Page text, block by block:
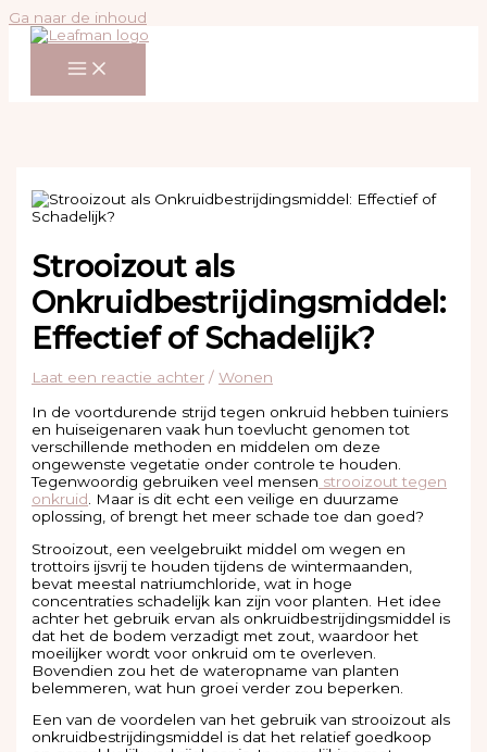
Ga naar de inhoud
Strooizout als
Onkruidbestrijdingsmiddel:
Effectief of Schadelijk?
Laat een reactie achter /Wonen
In de voortdurende strijd tegen onkruid hebben tuiniers
en huiseigenaren vaak hun toevlucht genomen tot
verschillende methoden en middelen om deze
ongewenste vegetatie onder controle te houden.
Tegenwoordig gebruiken veel mensen strooizout tegen
onkruid . Maar is dit echt een veilige en duurzame
oplossing, of brengt het meer schade toe dan goed?
Strooizout, een veelgebruikt middel om wegen en
trottoirs ijsvrij te houden tijdens de wintermaanden,
bevat meestal natriumchloride, wat in hoge
concentraties schadelijk kan zijn voor planten. Het idee
achter het gebruik ervan als onkruidbestrijdingsmiddel is
dat het de bodem verzadigt met zout, waardoor het
moeilijker wordt voor onkruid om te overleven.
Bovendien zou het de wateropname van planten
belemmeren, wat hun groei verder zou beperken.
Een van de voordelen van het gebruik van strooizout als
onkruidbestrijdingsmiddel is dat het relatief goedkoop